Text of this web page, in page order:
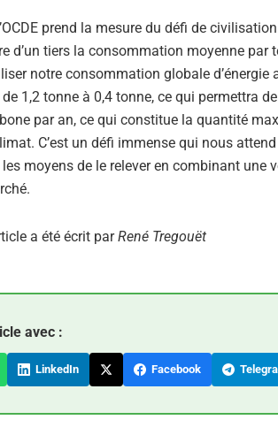
prend la mesure du défi de
d’un tiers la consommation moyenne
notre consommation globale
1,2 tonne à 0,4 tonne, ce qui permettra
par an, ce qui constitue la quantité
C’est un défi immense qui nous
moyens de le relever en combinant
a été écrit parRené Tregouët
avec :
LinkedIn Facebook